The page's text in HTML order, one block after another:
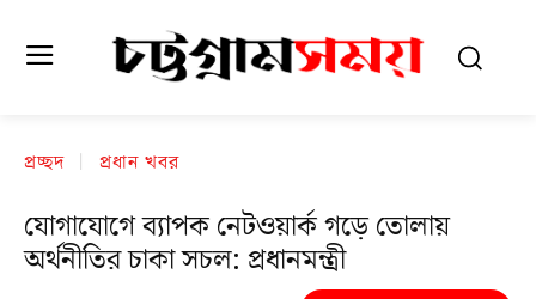
প্রচ্ছদ প্রধান খবর
যোগাযোগে ব্যাপক নেটওয়ার্ক গড়ে তোলায়
অর্থনীতির চাকা সচল: প্রধানমন্ত্রী